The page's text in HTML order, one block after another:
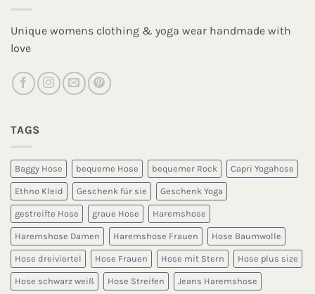
Unique womens clothing & yoga wear handmade with
love
TAGS
Baggy Hose bequeme Hose bequemer Rock Capri Yogahose
Ethno Kleid Geschenk für sie Geschenk Yoga
gestreifte Hose graue Hose Haremshose
Haremshose Damen Haremshose Frauen Hose Baumwolle
Hose dreiviertel Hose Frauen Hose mit Stern Hose plus size
Hose schwarz weiß Hose Streifen Jeans Haremshose